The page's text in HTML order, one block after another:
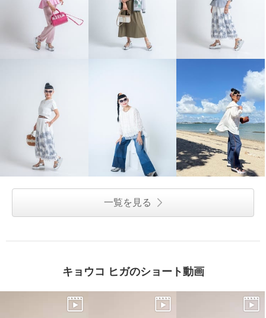
一覧を見る
キョウコ ヒガのショート動画